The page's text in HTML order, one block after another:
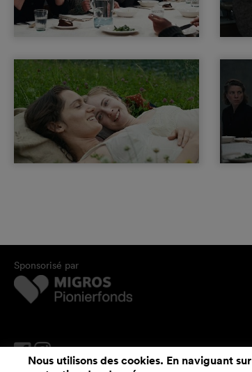
Sponsorisé par
Nous utilisons des cookies. En naviguant